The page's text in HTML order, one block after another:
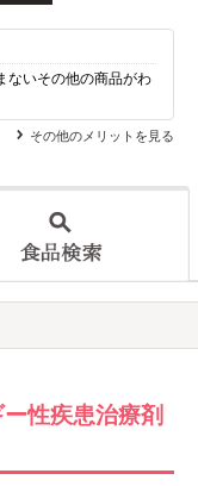
ないその他の商品がわ
その他のメリットを見る
性疾患治療剤